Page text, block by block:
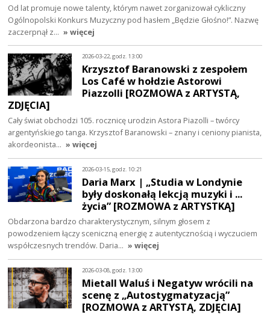
Od lat promuje nowe talenty, którym nawet zorganizował cykliczny
Ogólnopolski Konkurs Muzyczny pod hasłem „Będzie Głośno!”. Nazwę
zaczerpnął z… » więcej
2026-03-22, godz. 13:00
Krzysztof Baranowski z zespołem
Los Café w hołdzie Astorowi
Piazzolli [ROZMOWA z ARTYSTĄ,
ZDJĘCIA]
Cały świat obchodzi 105. rocznicę urodzin Astora Piazolli – twórcy
argentyńskiego tanga. Krzysztof Baranowski – znany i ceniony pianista,
akordeonista… » więcej
2026-03-15, godz. 10:21
Daria Marx | „Studia w Londynie
były doskonałą lekcją muzyki i ...
życia” [ROZMOWA z ARTYSTKĄ]
Obdarzona bardzo charakterystycznym, silnym głosem z
powodzeniem łączy sceniczną energię z autentycznością i wyczuciem
współczesnych trendów. Daria… » więcej
2026-03-08, godz. 13:00
Mietall Waluś i Negatyw wrócili na
scenę z „Autostygmatyzacją”
[ROZMOWA z ARTYSTĄ, ZDJĘCIA]